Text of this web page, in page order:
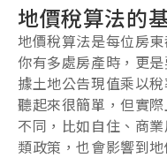
地價稅算法的
地價稅算法是每位房
你有多處房產時，更
據土地公告現值乘以
聽起來很簡單，但實
不同，比如自住、商
類政策，也會影響到